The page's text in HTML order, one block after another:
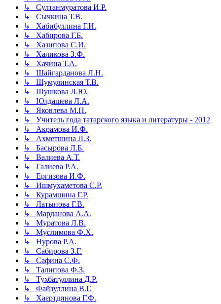
↳ Султанмуратова И.Р.
↳ Сычкина Т.В.
↳ Хабибуллина Г.И.
↳ Хабирова Г.Б.
↳ Хазипова С.И.
↳ Халикова З.Ф.
↳ Хачина Т.А.
↳ Шайгарданова Л.Н.
↳ Шумулинская Т.В.
↳ Шушкова Л.Ю.
↳ Юлдашева Л.А.
↳ Яковлева М.П.
↳ Учитель года татарского языка и литературы - 2012
↳ Акрамова И.Ф.
↳ Ахметшина Л.З.
↳ Басырова Л.Б.
↳ Валиева А.Т.
↳ Галиева Р.А.
↳ Ергизова И.Ф.
↳ Ишмухаметова С.Р.
↳ Курамшина Г.Р.
↳ Латыпова Г.В.
↳ Марданова А.А.
↳ Муратова Л.В.
↳ Муслимова Ф.Х.
↳ Нурова Р.А.
↳ Сабирова З.Г.
↳ Сафина С.Ф.
↳ Талипова Ф.З.
↳ Тухбатуллина Д.Р.
↳ Файзуллина В.Г.
↳ Хаертдинова Г.Ф.